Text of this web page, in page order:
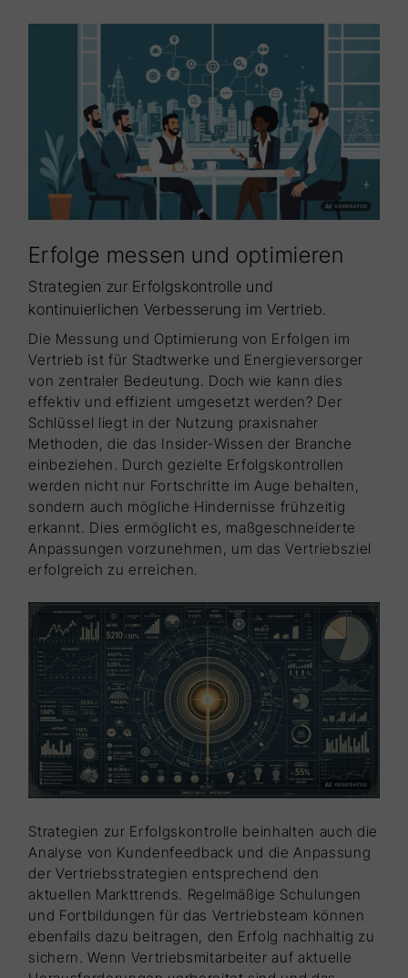
Erfolge messen und optimieren
Strategien zur Erfolgskontrolle und
kontinuierlichen Verbesserung im Vertrieb.
Die Messung und Optimierung von Erfolgen im
Vertrieb ist für Stadtwerke und Energieversorger
von zentraler Bedeutung. Doch wie kann dies
effektiv und effizient umgesetzt werden? Der
Schlüssel liegt in der Nutzung praxisnaher
Methoden, die das Insider-Wissen der Branche
einbeziehen. Durch gezielte Erfolgskontrollen
werden nicht nur Fortschritte im Auge behalten,
sondern auch mögliche Hindernisse frühzeitig
erkannt. Dies ermöglicht es, maßgeschneiderte
Anpassungen vorzunehmen, um das Vertriebsziel
erfolgreich zu erreichen.
Strategien zur Erfolgskontrolle beinhalten auch die
Analyse von Kundenfeedback und die Anpassung
der Vertriebsstrategien entsprechend den
aktuellen Markttrends. Regelmäßige Schulungen
und Fortbildungen für das Vertriebsteam können
ebenfalls dazu beitragen, den Erfolg nachhaltig zu
sichern. Wenn Vertriebsmitarbeiter auf aktuelle